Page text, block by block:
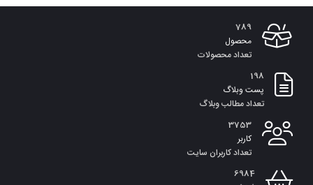
محصول
789
محصول
تعداد محصولات
198
پست وبلاگ
تعداد مطالب وبلاگ
3753
کاربر
تعداد کاربران سایت
6984